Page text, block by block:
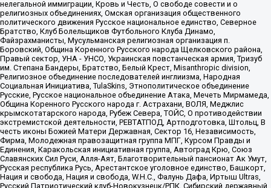
нелегальной иммиграции, Кровь и Честь, О свободе совести и о
религиозных объединениях, Омская организация общественного
политического движения Русское национальное единство, Северное
Братство, Клуб Болельщиков Футбольного Клуба Динамо,
Файзрахманисты, Мусульманская религиозная организация п.
Боровский, Община Коренного Русского народа Щелковского района,
Правый сектор, УНА - УНСО, Украинская повстанческая армия, Тризуб
им. Степана Бандеры, Братство, Белый Крест, Misanthropic division,
Религиозное объединение последователей инглиизма, Народная
Социальная Инициатива, TulaSkins, Этнополитическое объединение
Русские, Русское национальное объединение Атака, Мечеть Мирмамеда,
Община Коренного Русского народа г. Астрахани, ВОЛЯ, Меджлис
крымскотатарского народа, Рубеж Севера, ТОЙС, О противодействии
экстремистской деятельности, РЕВТАТПОД, Артподготовка, Штольц, В
честь иконы Божией Матери Державная, Сектор 16, Независимость,
Фирма, Молодежная правозащитная группа МПГ, Курсом Правды и
Единения, Каракольская инициативная группа, Автоград Крю, Союз
Славянских Сил Руси, Алля-Аят, Благотворительный пансионат Ак Умут,
Русская республика Русь, Арестантское уголовное единство, Башкорт,
Нация и свобода, Нация и свобода, W.H.С., Фалунь Дафа, Иртыш Ultras,
Русский Патриотический клуб-Новокузнецк/РПК, Сибирский державный